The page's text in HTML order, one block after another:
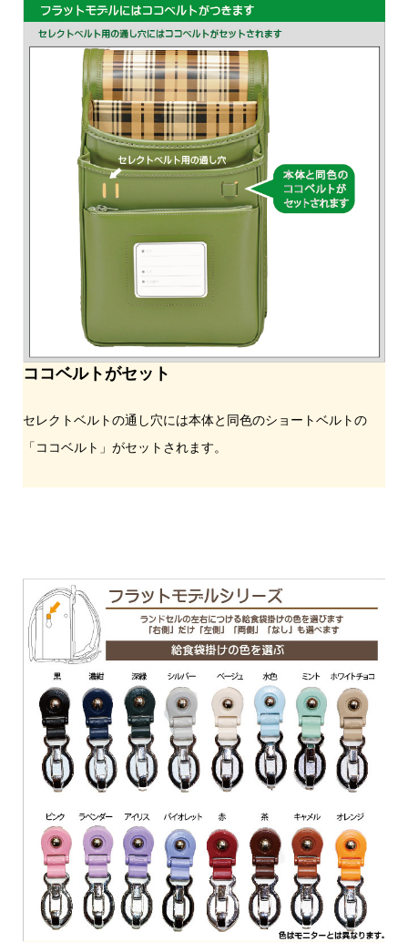
ココベルトがセット
セレクトベルトの通し穴には本体と同色のショートベルトの
「ココベルト」がセットされます。